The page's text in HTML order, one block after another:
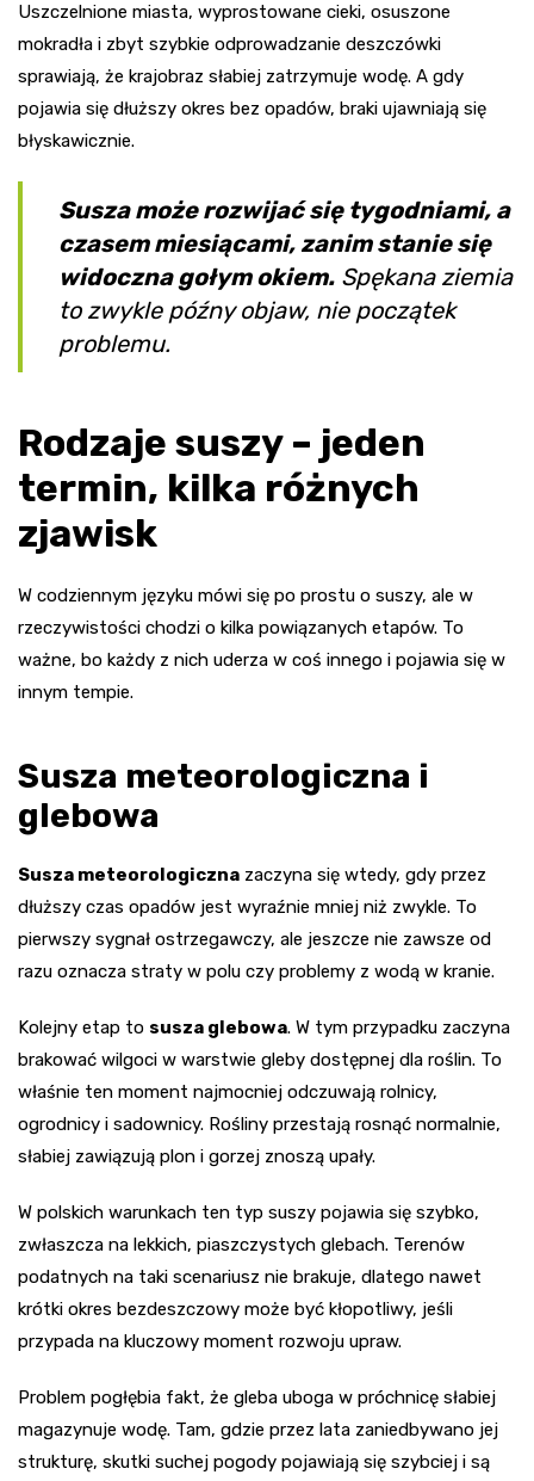
Uszczelnione miasta, wyprostowane cieki, osuszone
mokradła i zbyt szybkie odprowadzanie deszczówki
sprawiają, że krajobraz słabiej zatrzymuje wodę. A gdy
pojawia się dłuższy okres bez opadów, braki ujawniają się
błyskawicznie.
Susza może rozwijać się tygodniami, a
czasem miesiącami, zanim stanie się
widoczna gołym okiem. Spękana ziemia
to zwykle późny objaw, nie początek
problemu.
Rodzaje suszy – jeden
termin, kilka różnych
zjawisk
W codziennym języku mówi się po prostu o suszy, ale w
rzeczywistości chodzi o kilka powiązanych etapów. To
ważne, bo każdy z nich uderza w coś innego i pojawia się w
innym tempie.
Susza meteorologiczna i
glebowa
Susza meteorologiczna zaczyna się wtedy, gdy przez
dłuższy czas opadów jest wyraźnie mniej niż zwykle. To
pierwszy sygnał ostrzegawczy, ale jeszcze nie zawsze od
razu oznacza straty w polu czy problemy z wodą w kranie.
Kolejny etap to susza glebowa. W tym przypadku zaczyna
brakować wilgoci w warstwie gleby dostępnej dla roślin. To
właśnie ten moment najmocniej odczuwają rolnicy,
ogrodnicy i sadownicy. Rośliny przestają rosnąć normalnie,
słabiej zawiązują plon i gorzej znoszą upały.
W polskich warunkach ten typ suszy pojawia się szybko,
zwłaszcza na lekkich, piaszczystych glebach. Terenów
podatnych na taki scenariusz nie brakuje, dlatego nawet
krótki okres bezdeszczowy może być kłopotliwy, jeśli
przypada na kluczowy moment rozwoju upraw.
Problem pogłębia fakt, że gleba uboga w próchnicę słabiej
magazynuje wodę. Tam, gdzie przez lata zaniedbywano jej
strukturę, skutki suchej pogody pojawiają się szybciej i są